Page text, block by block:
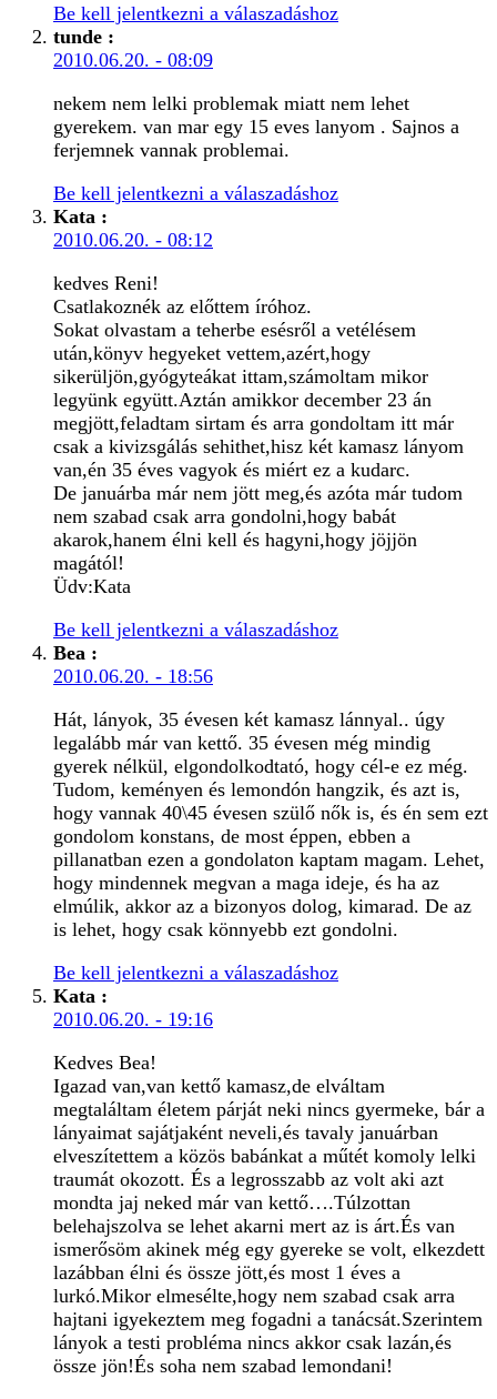
Be kell jelentkezni a válaszadáshoz
tunde :
2010.06.20. - 08:09
nekem nem lelki problemak miatt nem lehet
gyerekem. van mar egy 15 eves lanyom . Sajnos a
ferjemnek vannak problemai.
Be kell jelentkezni a válaszadáshoz
Kata :
2010.06.20. - 08:12
kedves Reni!
Csatlakoznék az előttem íróhoz.
Sokat olvastam a teherbe esésről a vetélésem
után,könyv hegyeket vettem,azért,hogy
sikerüljön,gyógyteákat ittam,számoltam mikor
legyünk együtt.Aztán amikkor december 23 án
megjött,feladtam sirtam és arra gondoltam itt már
csak a kivizsgálás sehithet,hisz két kamasz lányom
van,én 35 éves vagyok és miért ez a kudarc.
De januárba már nem jött meg,és azóta már tudom
nem szabad csak arra gondolni,hogy babát
akarok,hanem élni kell és hagyni,hogy jöjjön
magától!
Üdv:Kata
Be kell jelentkezni a válaszadáshoz
Bea :
2010.06.20. - 18:56
Hát, lányok, 35 évesen két kamasz lánnyal.. úgy
legalább már van kettő. 35 évesen még mindig
gyerek nélkül, elgondolkodtató, hogy cél-e ez még.
Tudom, keményen és lemondón hangzik, és azt is,
hogy vannak 40\45 évesen szülő nők is, és én sem ezt
gondolom konstans, de most éppen, ebben a
pillanatban ezen a gondolaton kaptam magam. Lehet,
hogy mindennek megvan a maga ideje, és ha az
elmúlik, akkor az a bizonyos dolog, kimarad. De az
is lehet, hogy csak könnyebb ezt gondolni.
Be kell jelentkezni a válaszadáshoz
Kata :
2010.06.20. - 19:16
Kedves Bea!
Igazad van,van kettő kamasz,de elváltam
megtaláltam életem párját neki nincs gyermeke, bár a
lányaimat sajátjaként neveli,és tavaly januárban
elveszítettem a közös babánkat a műtét komoly lelki
traumát okozott. És a legrosszabb az volt aki azt
mondta jaj neked már van kettő….Túlzottan
belehajszolva se lehet akarni mert az is árt.És van
ismerősöm akinek még egy gyereke se volt, elkezdett
lazábban élni és össze jött,és most 1 éves a
lurkó.Mikor elmesélte,hogy nem szabad csak arra
hajtani igyekeztem meg fogadni a tanácsát.Szerintem
lányok a testi probléma nincs akkor csak lazán,és
össze jön!És soha nem szabad lemondani!